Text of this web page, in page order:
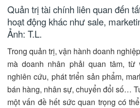
Quản trị tài chính liên quan đến
hoạt động khác như sale,
Ảnh: T.L.
Trong quản trị, vận hành doanh
mà doanh nhân phải quan tâm, từ
nghiên cứu, phát triển sản phẩm,
bán hàng, nhân sự, chuyển đổi số…
một vấn đề hết sức quan trọng có